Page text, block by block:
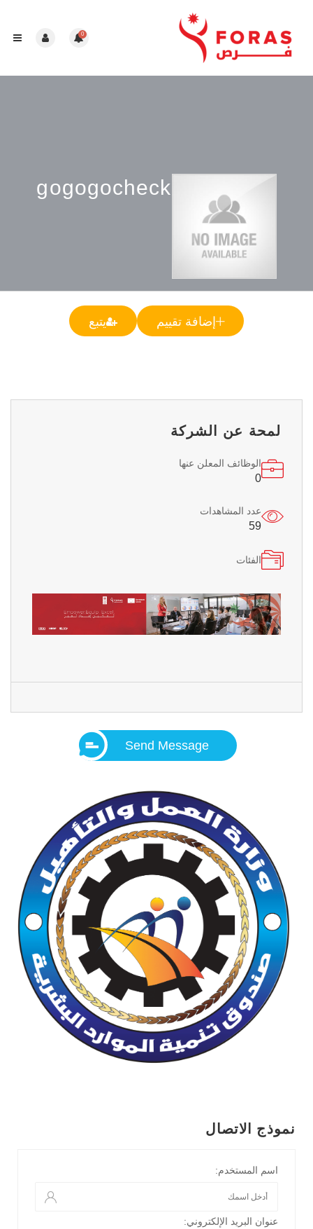
0
gogogocheck
إضافة تقييم يتبع
لمحة عن الشركة
الوظائف المعلن عنها
0
عدد المشاهدات
59
الفئات
Send Message
نموذج الاتصال
اسم المستخدم:
عنوان البريد الإلكتروني: